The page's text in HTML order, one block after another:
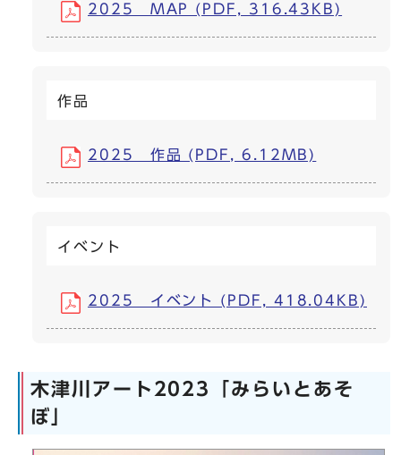
2025 MAP (PDF, 316.43KB)
作品
2025 作品 (PDF, 6.12MB)
イベント
2025 イベント (PDF, 418.04KB)
木津川アート2023「みらいとあそ
ぼ」